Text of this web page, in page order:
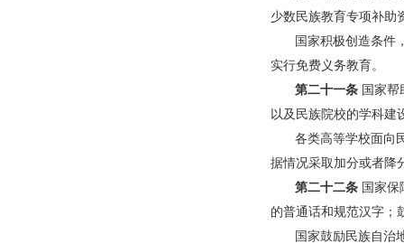
少数民族教育专项补助
国家积极创造条件
实行免费义务教育。
第二十一条 国家帮
以及民族院校的学科建
各类高等学校面向
据情况采取加分或者降
第二十二条 国家保
的普通话和规范汉字；
国家鼓励民族自治